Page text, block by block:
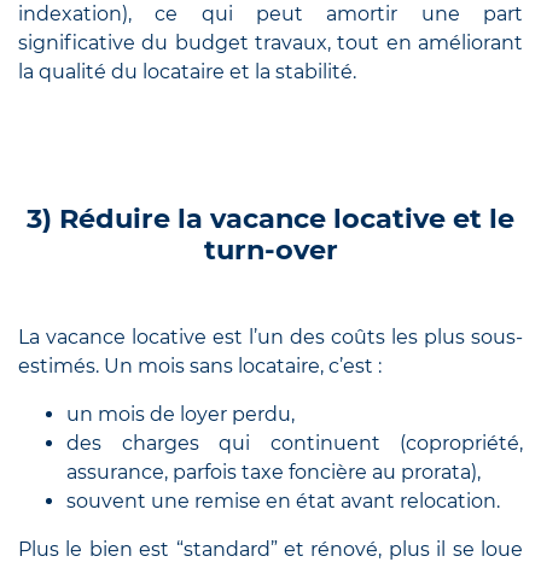
indexation), ce qui peut amortir une part
significative du budget travaux, tout en améliorant
la qualité du locataire et la stabilité.
3) Réduire la vacance locative et le
turn-over
La vacance locative est l’un des coûts les plus sous-
estimés. Un mois sans locataire, c’est :
un mois de loyer perdu,
des charges qui continuent (copropriété,
assurance, parfois taxe foncière au prorata),
souvent une remise en état avant relocation.
Plus le bien est “standard” et rénové, plus il se loue